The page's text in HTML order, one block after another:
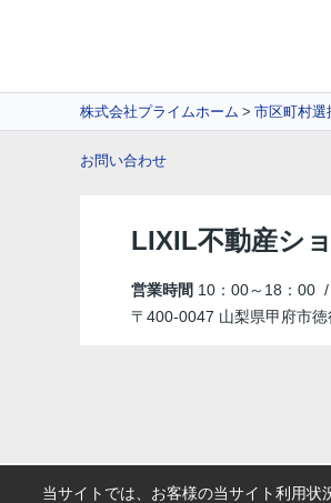
株式会社プライムホーム 市区町村選
お問い合わせ
LIXIL不動産シ
営業時間 10：00～18：00 /
〒400-0047 山梨県甲府市
当サイトでは、お客様の当サイト利用状